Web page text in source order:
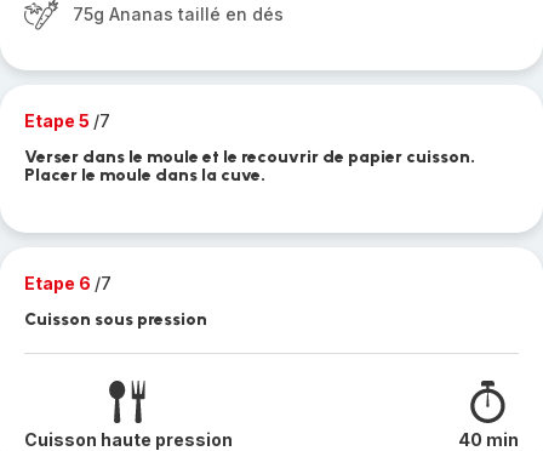
75g Ananas taillé en dés
Etape 5 /7
Verser dans le moule et le recouvrir de papier cuisson.
Placer le moule dans la cuve.
Etape 6 /7
Cuisson sous pression
Cuisson haute pression 40 min